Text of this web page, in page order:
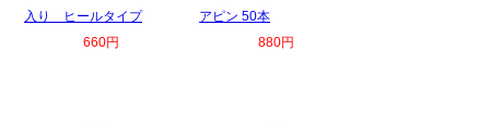
入り ヒールタイプ
660円
アピン 50本
880円